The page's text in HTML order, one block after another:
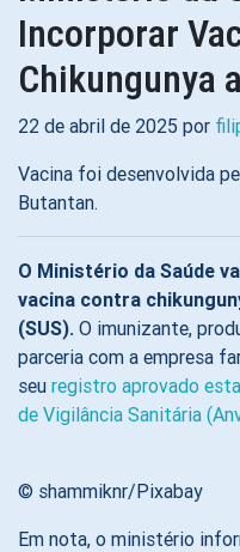
Incorporar
Chikungunya
22 de abril de 2025 por
Vacina foi desenvolvida
Butantan.
O Ministério da Saúde
vacina contra
(SUS). O imunizante,
parceria com a empresa
seu registro aprovado
de Vigilância Sanitária
© shammiknr/Pixabay
Em nota, o ministério